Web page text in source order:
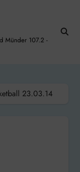
Münder 107.2 -
23.03.14